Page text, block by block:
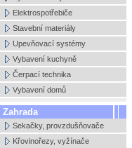
Elektrospotřebiče
Stavební materiály
Upevňovací systémy
Vybavení kuchyně
Čerpací technika
Vybavení domů
Zahrada
Sekačky, provzdušňovače
Křovinořezy, vyžínače